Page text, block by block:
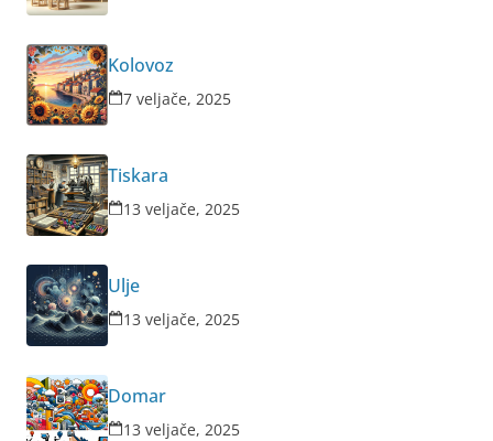
Kolovoz
7 veljače, 2025
Tiskara
13 veljače, 2025
Ulje
13 veljače, 2025
Domar
13 veljače, 2025